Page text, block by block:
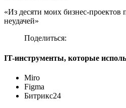
«Из десяти моих бизнес-проектов
неудачей»
Поделиться:
IT-инструменты, которые
Miro
Figma
Битрикс24